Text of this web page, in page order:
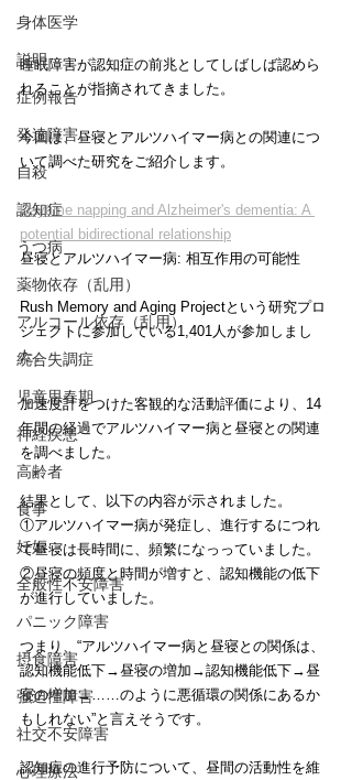
身体医学
説明
症例報告
発達障害
自殺
認知症
うつ病
薬物依存（乱用）
アルコール依存（乱用）
統合失調症
児童思春期
神経疾患
高齢者
食事
妊娠
全般性不安障害
パニック障害
摂食障害
強迫性障害
社交不安障害
心理療法
睡眠障害が認知症の前兆としてしばしば認めら
れることが指摘されてきました。
今回は、昼寝とアルツハイマー病との関連につ
いて調べた研究をご紹介します。
Daytime napping and Alzheimer's dementia: A
potential bidirectional relationship
昼寝とアルツハイマー病: 相互作用の可能性
Rush Memory and Aging Projectという研究プロ
ジェクトに参加している1,401人が参加しまし
た。
加速度計をつけた客観的な活動評価により、14
年間の経過でアルツハイマー病と昼寝との関連
を調べました。
結果として、以下の内容が示されました。
①アルツハイマー病が発症し、進行するにつれ
て昼寝は長時間に、頻繁になっっていました。
②昼寝の頻度と時間が増すと、認知機能の低下
が進行していました。
つまり、“アルツハイマー病と昼寝との関係は、
認知機能低下→昼寝の増加→認知機能低下→昼
寝の増加→……のように悪循環の関係にあるか
もしれない”と言えそうです。
認知症の進行予防について、昼間の活動性を維